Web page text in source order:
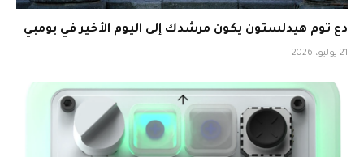
دع توم هيدلستون يكون مرشدك إلى اليوم الأخير في بومبي
21 يوليو، 2026